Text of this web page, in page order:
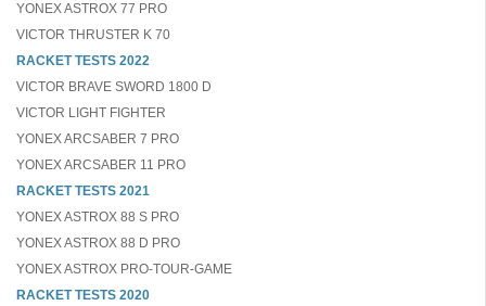
YONEX ASTROX 77 PRO
VICTOR THRUSTER K 70
RACKET TESTS 2022
VICTOR BRAVE SWORD 1800 D
VICTOR LIGHT FIGHTER
YONEX ARCSABER 7 PRO
YONEX ARCSABER 11 PRO
RACKET TESTS 2021
YONEX ASTROX 88 S PRO
YONEX ASTROX 88 D PRO
YONEX ASTROX PRO-TOUR-GAME
RACKET TESTS 2020